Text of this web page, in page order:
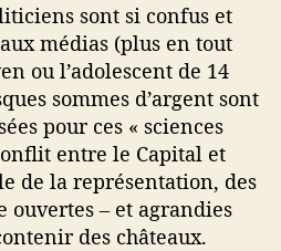
sont si confus et
médias (plus en tout
ou l’adolescent de 14
sommes d’argent sont
pour ces « sciences
entre le Capital et
de la représentation, des
ouvertes – et agrandies
des châteaux.